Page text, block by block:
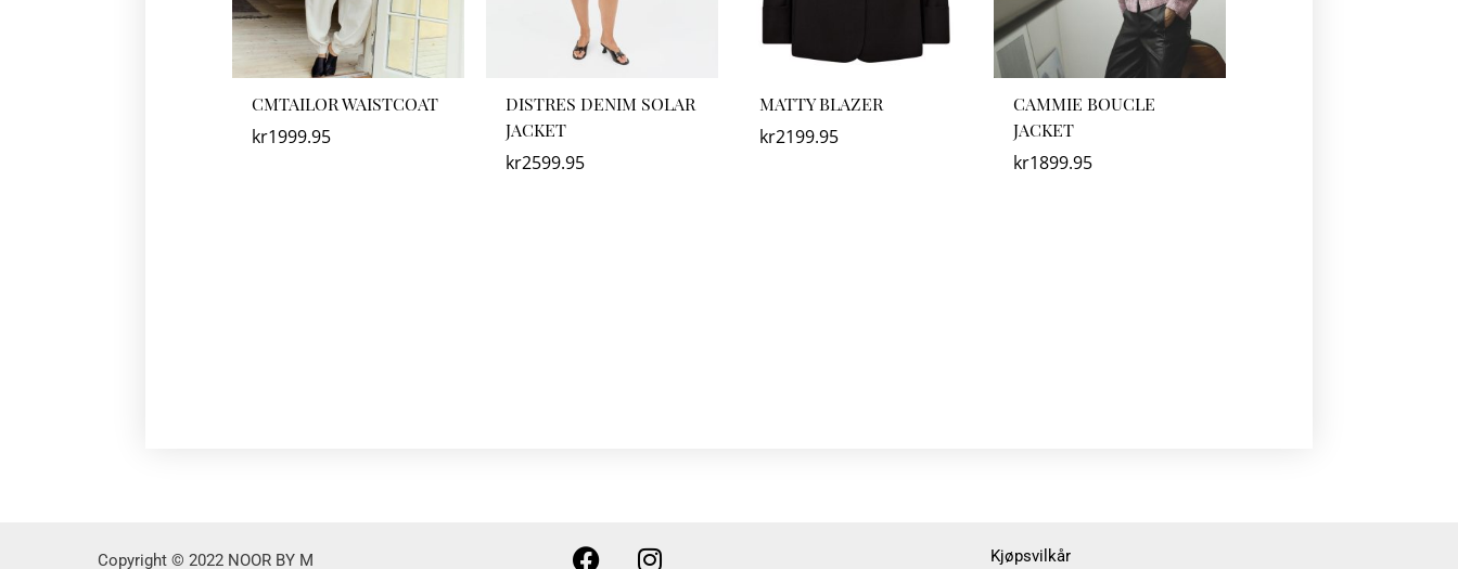
CMTAILOR WAISTCOAT
kr1999.95
DISTRES DENIM SOLAR
JACKET
kr2599.95
MATTY BLAZER
kr2199.95
CAMMIE BOUCLE
JACKET
kr1899.95
Copyright © 2022 NOOR BY M
F
I
Kjøpsvilkår